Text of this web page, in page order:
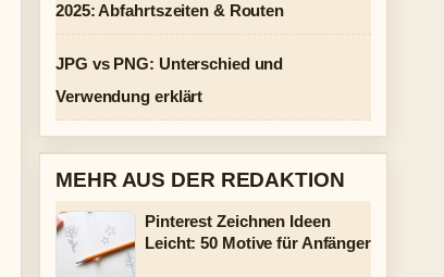
2025: Abfahrtszeiten & Routen
JPG vs PNG: Unterschied und
Verwendung erklärt
MEHR AUS DER REDAKTION
Pinterest Zeichnen Ideen
Leicht: 50 Motive für Anfänger